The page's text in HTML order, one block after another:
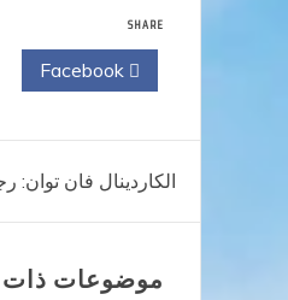
SHARE
تصفّح
المقالات
الكاردينال فان توان:
موضوعات ذات